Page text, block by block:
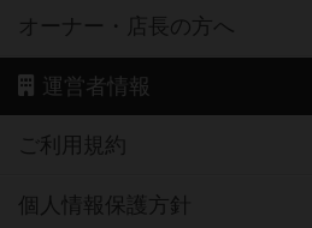
オーナー・店長の方へ
運営者情報
ご利用規約
個人情報保護方針